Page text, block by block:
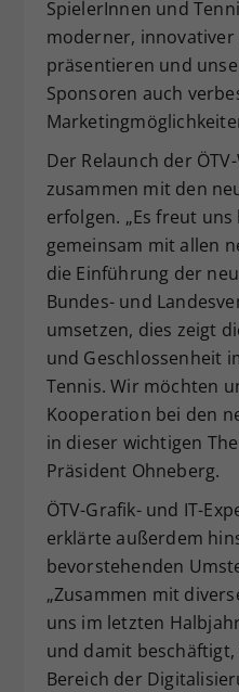
SpielerInnen und
moderner,
präsentieren und
Sponsoren auch
Der Relaunch der
zusammen mit den
erfolgen. „Es freut
gemeinsam mit allen
die Einführung der
Bundes- und
umsetzen, dies zeigt
und Geschlossenheit
Tennis. Wir möchten
Kooperation bei den
in dieser wichtigen
Präsident Ohneberg.
ÖTV-Grafik- und IT-
erklärte außerdem
bevorstehenden
„Zusammen mit
uns im letzten
und damit beschäftigt,
Bereich der